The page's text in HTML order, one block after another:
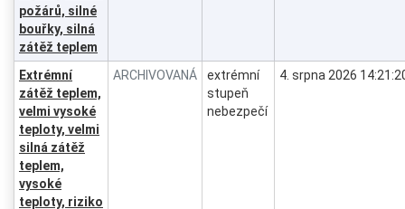
požárů, silné
bouřky, silná
zátěž teplem
Extrémní
zátěž teplem,
velmi vysoké
teploty, velmi
silná zátěž
teplem,
vysoké
teploty, riziko
ARCHIVOVANÁ
extrémní
stupeň
nebezpečí
4. srpna 2026